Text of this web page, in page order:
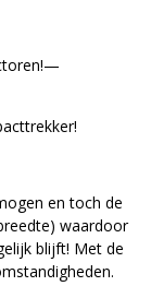
en toch de
waardoor
blijft! Met de